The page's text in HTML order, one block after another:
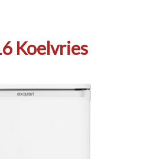
Koelvries